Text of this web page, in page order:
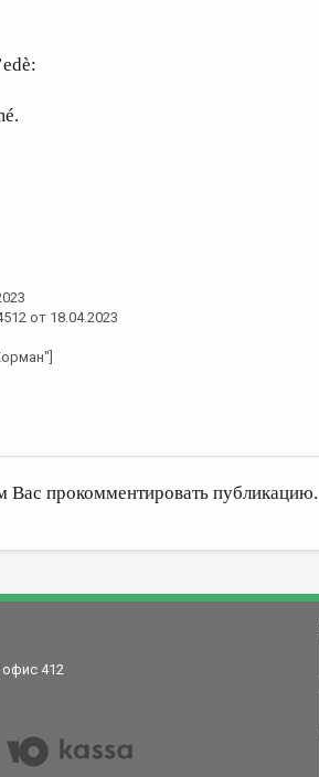
от 18.04.2023
Вас прокомментировать публикацию.
офис 412